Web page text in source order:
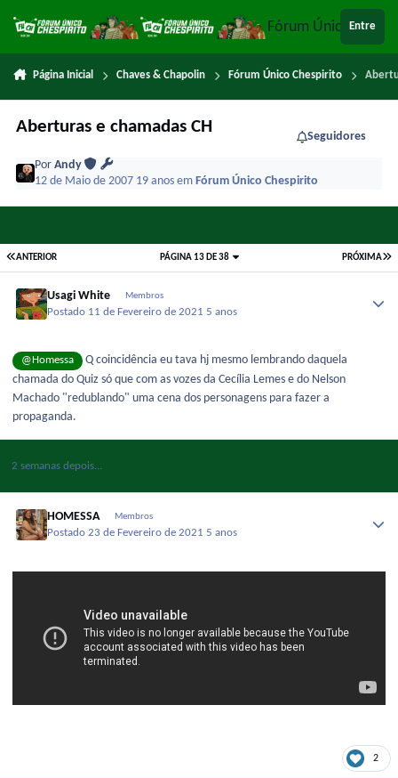
Fórum ÚnicoEntre
Página Inicial Chaves & Chapolin Fórum Único Chespirito
Aberturas e chamadas CH
Seguidores
PorAndy
12 de Maio de 2007 19 anosem Fórum Único Chespirito
ANTERIOR PRÓXIMA
PÁGINA 13 DE 38
Usagi White Membros
Postado 11 de Fevereiro de 2021 5 anos
@Homessa
Q coincidência eu tava hj mesmo lembrando daquela
chamada do Quiz só que com as vozes da Cecília Lemes e do Nelson
Machado "redublando" uma cena dos personagens para fazer a
propaganda.
2 semanas depois...
HOMESSA Membros
Postado23 de Fevereiro de 2021 5 anos
2